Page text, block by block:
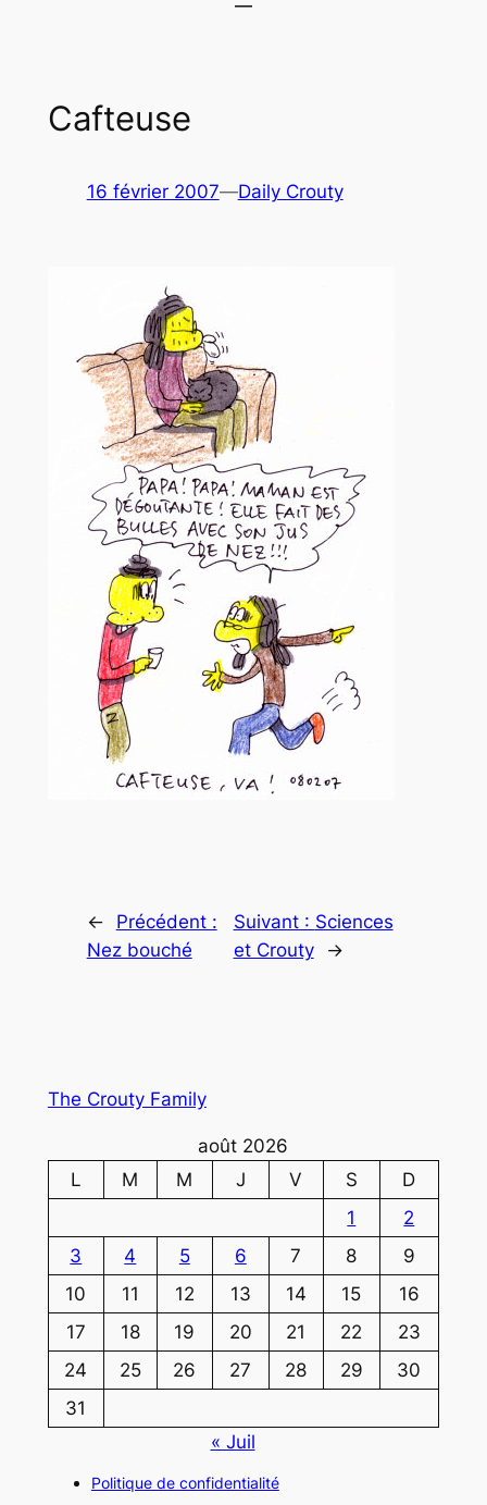
Cafteuse
16 février 2007—Daily Crouty
←
Précédent :
Nez bouché
Suivant : Sciences
et Crouty
→
The Crouty Family
août 2026
L
M M J V S
D
1
2
3
4 5 6 7 8
9
10
11 12 13 14 15
16
17
18 19 20 21 22
23
24
25 26 27 28 29
30
31
« Juil
Politique de confidentialité